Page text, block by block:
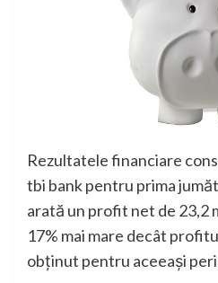
Rezultatele financiare
tbi bank pentru prima
arată un profit net de 23,2
17% mai mare decât
obținut pentru aceeași